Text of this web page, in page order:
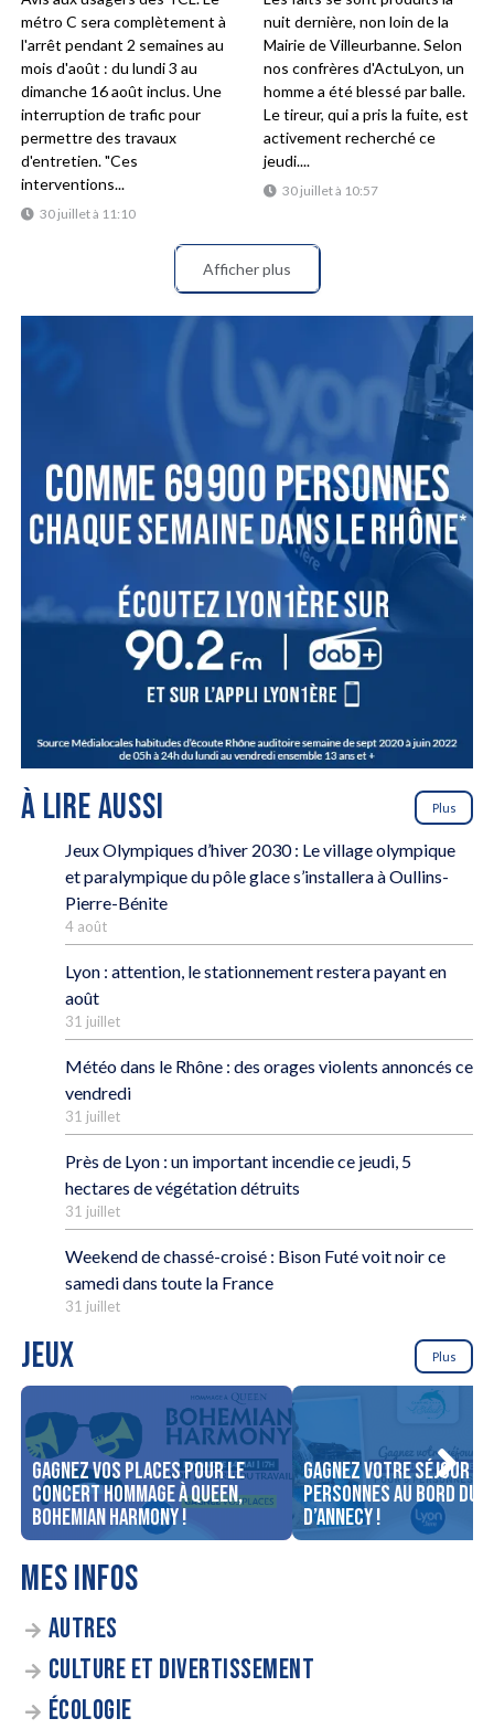
30 juillet à 11:10
métro C sera complètement à
l'arrêt pendant 2 semaines au
mois d'août : du lundi 3 au
dimanche 16 août inclus. Une
interruption de trafic pour
permettre des travaux
d'entretien. "Ces
interventions...
30 juillet à 10:57
nuit dernière, non loin de la
Mairie de Villeurbanne. Selon
nos confrères d'ActuLyon, un
homme a été blessé par balle.
Le tireur, qui a pris la fuite, est
activement recherché ce
jeudi....
Afficher plus
À LIRE AUSSI Plus
Jeux Olympiques d’hiver 2030 : Le village olympique
et paralympique du pôle glace s’installera à Oullins-
Pierre-Bénite
4 août
Lyon : attention, le stationnement restera payant en
août
31 juillet
Météo dans le Rhône : des orages violents annoncés ce
vendredi
31 juillet
Près de Lyon : un important incendie ce jeudi, 5
hectares de végétation détruits
31 juillet
Weekend de chassé-croisé : Bison Futé voit noir ce
samedi dans toute la France
31 juillet
JEUX Plus
Gagnez vos places pour le
concert Hommage à Queen,
Bohemian Harmony !
Gagnez votre séjour
personnes au bord du
d’Annecy !
MES INFOS
AUTRES
CULTURE ET DIVERTISSEMENT
ÉCOLOGIE